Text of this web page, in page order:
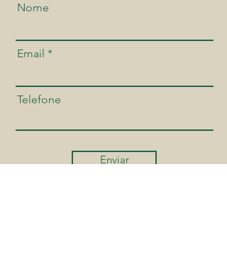
Nome
Email
Telefone
Enviar